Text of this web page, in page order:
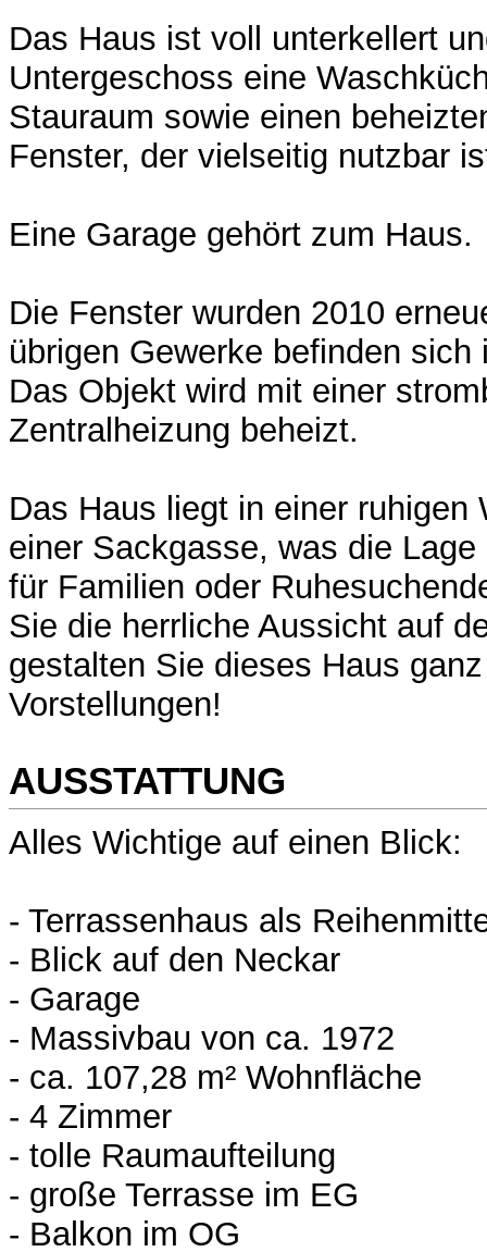
Das Haus ist voll unterkellert
Untergeschoss eine
Stauraum sowie einen
Fenster, der vielseitig nutzbar
Eine Garage gehört zum Haus.
Die Fenster wurden 2010
übrigen Gewerke befinden
Das Objekt wird mit einer
Zentralheizung beheizt.
Das Haus liegt in einer ruhigen
einer Sackgasse, was die
für Familien oder
Sie die herrliche Aussicht auf
gestalten Sie dieses Haus
Vorstellungen!
AUSSTATTUNG
Alles Wichtige auf einen Blick:
- Terrassenhaus als
- Blick auf den Neckar
- Garage
- Massivbau von ca. 1972
- ca. 107,28 m² Wohnfläche
- 4 Zimmer
- tolle Raumaufteilung
- große Terrasse im EG
- Balkon im OG